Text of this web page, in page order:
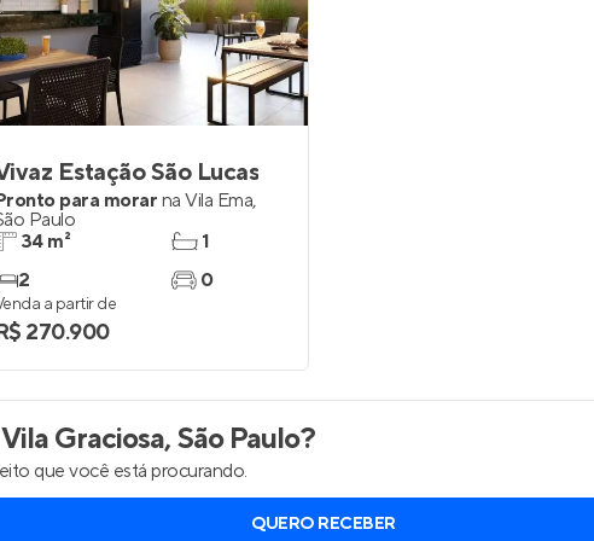
Painel de ClientesEntrar no Painel de Clientes
Entrar no Apto
Estação São Lucas
para morar na Vila Ema,
Paulo
34 m²
2
1
0
a partir de
270.900
Graciosa, São Paulo?
que você está procurando.
QUERO RECEBER